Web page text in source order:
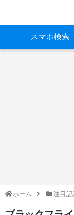
スマホ検索
ホーム 注目記